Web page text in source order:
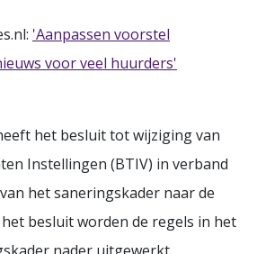
'Aanpassen voorstel
voor veel huurders'
het besluit tot wijziging van
Instellingen (BTIV) in verband
het saneringskader naar de
besluit worden de regels in het